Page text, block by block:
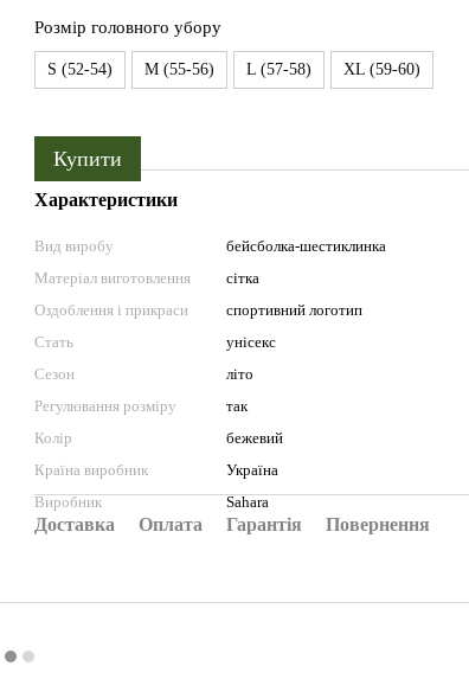
Розмір головного убору
S (52-54) M (55-56) L (57-58) XL (59-60)
Купити
Характеристики
Вид виробу
бейсболка-шестиклинка
Матеріал виготовлення
сітка
Оздоблення і прикраси
спортивний логотип
Стать
унісекс
Сезон
літо
Регулювання розміру
так
Колір
бежевий
Країна виробник
Україна
Виробник
Sahara
Доставка Оплата Гарантія Повернення